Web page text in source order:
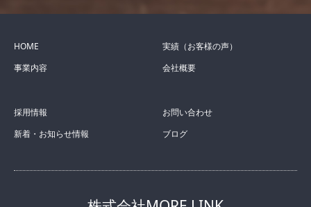
HOME
事業内容
実績（お客様の声）
会社概要
採用情報
新着・お知らせ情報
お問い合わせ
ブログ